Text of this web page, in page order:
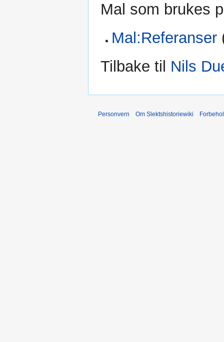
Mal som brukes
Mal:Referanser
Tilbake til Nils
Personvern Om Slektshistoriewiki